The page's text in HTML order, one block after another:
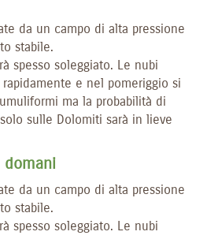
da un campo di alta pressione
stabile.
spesso soleggiato. Le nubi
e nel pomeriggio si
ma la probabilità di
sulle Dolomiti sarà in lieve
domani
da un campo di alta pressione
stabile.
spesso soleggiato. Le nubi